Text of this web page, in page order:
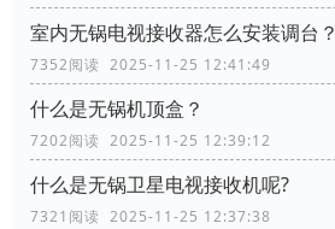
室内无锅电视接收器怎么安装调台？
7352阅读 2025-11-25 12:41:49
什么是无锅机顶盒？
7202阅读 2025-11-25 12:39:12
什么是无锅卫星电视接收机呢?
7321阅读 2025-11-25 12:37:38